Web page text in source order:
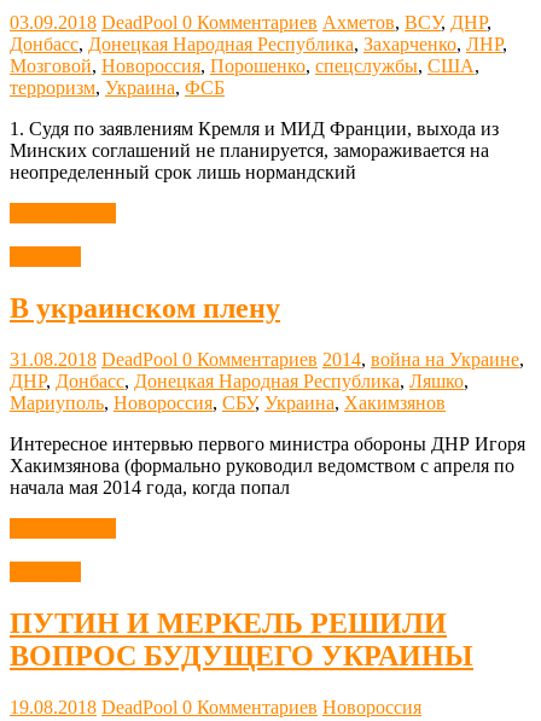
03.09.2018 DeadPool 0 Комментариев Ахметов, ВСУ, ДНР,
Донбасс, Донецкая Народная Республика, Захарченко, ЛНР,
Мозговой, Новороссия, Порошенко, спецслужбы, США,
терроризм, Украина, ФСБ
1. Судя по заявлениям Кремля и МИД Франции, выхода из
Минских соглашений не планируется, замораживается на
неопределенный срок лишь нормандский
В украинском плену
31.08.2018 DeadPool 0 Комментариев 2014, война на Украине,
ДНР, Донбасс, Донецкая Народная Республика, Ляшко,
Мариуполь, Новороссия, СБУ, Украина, Хакимзянов
Интересное интервью первого министра обороны ДНР Игоря
Хакимзянова (формально руководил ведомством с апреля по
начала мая 2014 года, когда попал
ПУТИН И МЕРКЕЛЬ РЕШИЛИ
ВОПРОС БУДУЩЕГО УКРАИНЫ
19.08.2018 DeadPool 0 Комментариев Новороссия